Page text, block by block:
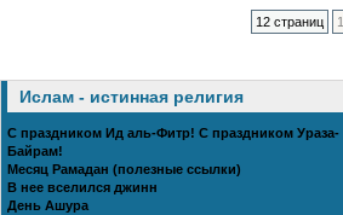
12 страниц 1
Ислам - истинная религия
С праздником Ид аль-Фитр! С праздником Ураза-
Байрам!
Месяц Рамадан (полезные ссылки)
В нее вселился джинн
День Ашура